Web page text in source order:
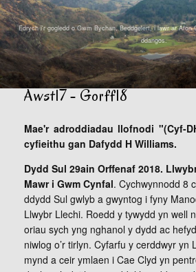
Edrych i'r gogledd o Gwm Bychan, Beddgelert, i lawr ar Afon
ddangos.
Awst17 - Gorff18
Mae'r adroddiadau llofnodi "(Cyf-
cyfieithu gan Dafydd H Williams.
Dydd Sul 29ain Orffenaf 2018.
Mawr i Gwm Cynfal. Cychwynnodd 8
ddydd Sul gwlyb a gwyntog i fyny
Llwybr Llechi. Roedd y tywydd yn well
oriau sych yng nghanol y dydd ac
niwlog o’r tirlyn. Cyfarfu y cerddwyr yn
mynd a ceir ymlaen i Cae Clyd yn